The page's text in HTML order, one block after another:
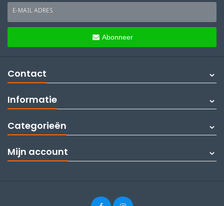
E-MAIL ADRES
Abonneer
Contact
Informatie
Categorieën
Mijn account